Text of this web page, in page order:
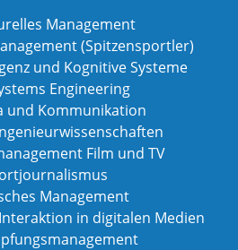
Management
(Spitzensportler)
und Kognitive Systeme
Engineering
und Kommunikation
Film und TV
Management
in digitalen Medien